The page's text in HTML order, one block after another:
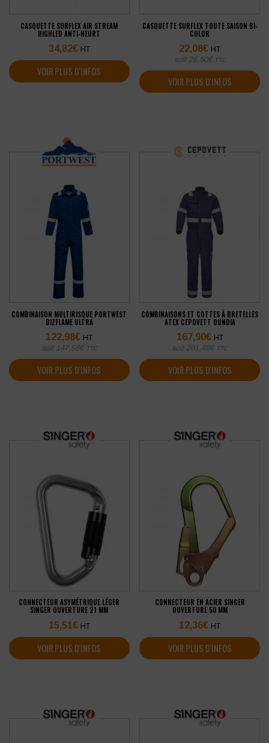
CASQUETTE SURFLEX AIR STREAM
HIGHLED ANTI-HEURT
34,82€ HT
VOIR PLUS D'INFOS
CASQUETTE SURFLEX TOUTE SAISON BI-
COLOR
22,08€ HT
soit 26,50€ TTC
VOIR PLUS D'INFOS
COMBINAISON MULTIRISQUE PORTWEST
BIZFLAME ULTRA
122,98€ HT
soit 147,58€ TTC
VOIR PLUS D'INFOS
COMBINAISONS ET COTTES À BRETELLES
ATEX CEPOVETT OUNDIA
167,90€ HT
soit 201,48€ TTC
VOIR PLUS D'INFOS
CONNECTEUR ASYMÉTRIQUE LÉGER
SINGER OUVERTURE 21 MM
15,51€ HT
VOIR PLUS D'INFOS
CONNECTEUR EN ACIER SINGER
OUVERTURE 50 MM
12,36€ HT
VOIR PLUS D'INFOS